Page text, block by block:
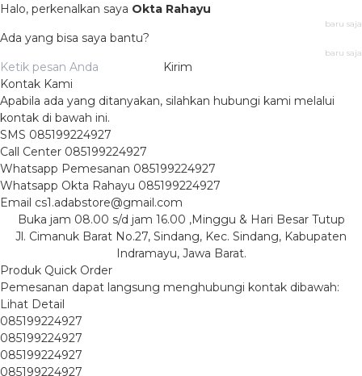
Halo, perkenalkan saya Okta Rahayu
baru saja
Ada yang bisa saya bantu?
baru saja
Kirim
Kontak Kami
Apabila ada yang ditanyakan, silahkan hubungi kami melalui
kontak di bawah ini.
SMS 085199224927
Call Center 085199224927
Whatsapp Pemesanan 085199224927
Whatsapp Okta Rahayu 085199224927
Email cs1.adabstore@gmail.com
Buka jam 08.00 s/d jam 16.00 ,Minggu & Hari Besar Tutup
Jl. Cimanuk Barat No.27, Sindang, Kec. Sindang, Kabupaten
Indramayu, Jawa Barat.
Produk Quick Order
Pemesanan dapat langsung menghubungi kontak dibawah:
Lihat Detail
085199224927
085199224927
085199224927
085199224927